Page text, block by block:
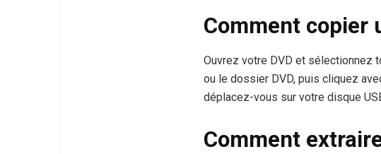
Comment copier
Ouvrez votre DVD et sélectionnez
ou le dossier DVD, puis cliquez
déplacez-vous sur votre disque
Comment